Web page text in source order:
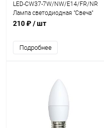
LED-CW37-7W/NW/E14/FR/NR
Лампа светодиодная "Свеча"
Цвет свечения белый
210 ₽/ шт
Подробнее